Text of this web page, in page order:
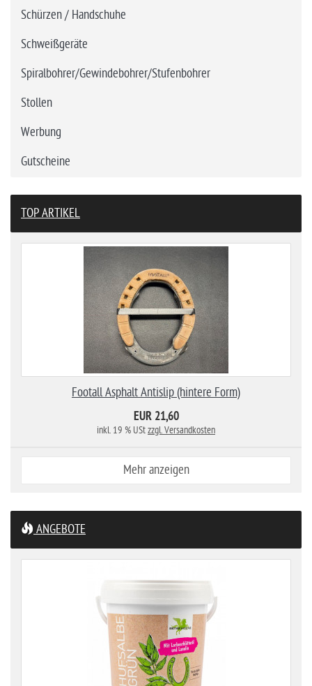
Schürzen / Handschuhe
Schweißgeräte
Spiralbohrer/Gewindebohrer/Stufenbohrer
Stollen
Werbung
Gutscheine
TOP ARTIKEL
Footall Asphalt Antislip (hintere Form)
EUR 21,60
inkl. 19 % UStzzgl. Versandkosten
Mehr anzeigen
ANGEBOTE